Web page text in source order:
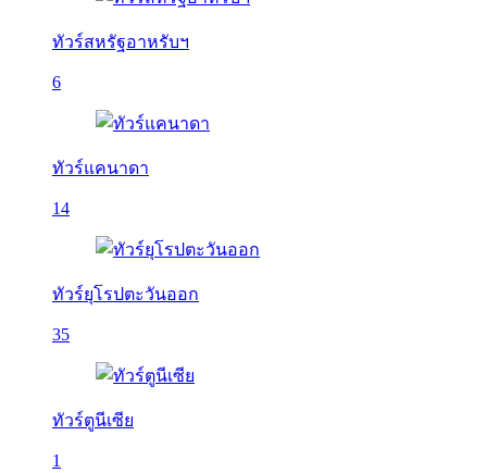
ทัวร์สหรัฐอาหรับฯ
6
ทัวร์แคนาดา
14
ทัวร์ยุโรปตะวันออก
35
ทัวร์ตูนีเซีย
1